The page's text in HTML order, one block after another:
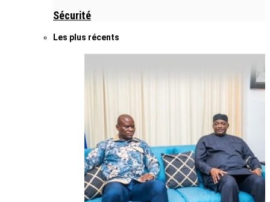
Sécurité
Les plus récents